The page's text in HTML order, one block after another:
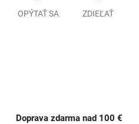
OPÝTAŤ SA ZDIEĽAŤ
Doprava zdarma nad 100 €